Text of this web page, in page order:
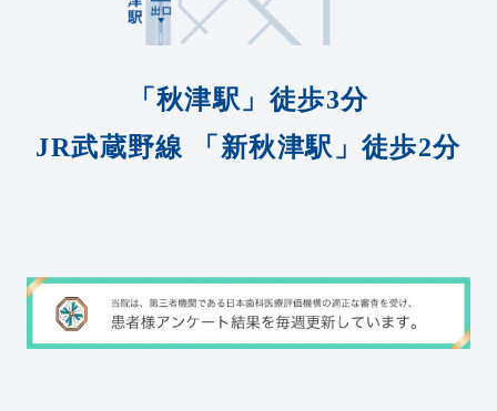
「秋津駅」徒歩3分
JR武蔵野線
「新秋津駅」徒歩2分